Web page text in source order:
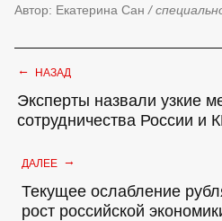
Автор: Екатерина Сан /
← НАЗАД
Эксперты назвали узкие
сотрудничества России и
ДАЛЕЕ →
Текущее ослабление
рост российской